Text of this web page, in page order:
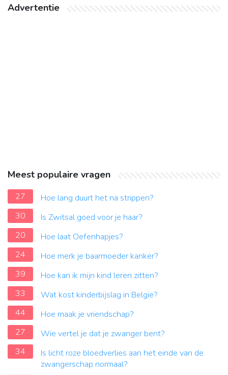
Advertentie
Meest populaire vragen
27
Hoe lang duurt het na strippen?
30
Is Zwitsal goed voor je haar?
20
Hoe laat Oefenhapjes?
24
Hoe merk je baarmoeder kanker?
39
Hoe kan ik mijn kind leren zitten?
33
Wat kost kinderbijslag in Belgie?
44
Hoe maak je vriendschap?
27
Wie vertel je dat je zwanger bent?
34
Is licht roze bloedverlies aan het einde van de
zwangerschap normaal?